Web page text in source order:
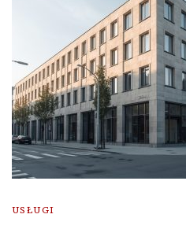
USŁUGI